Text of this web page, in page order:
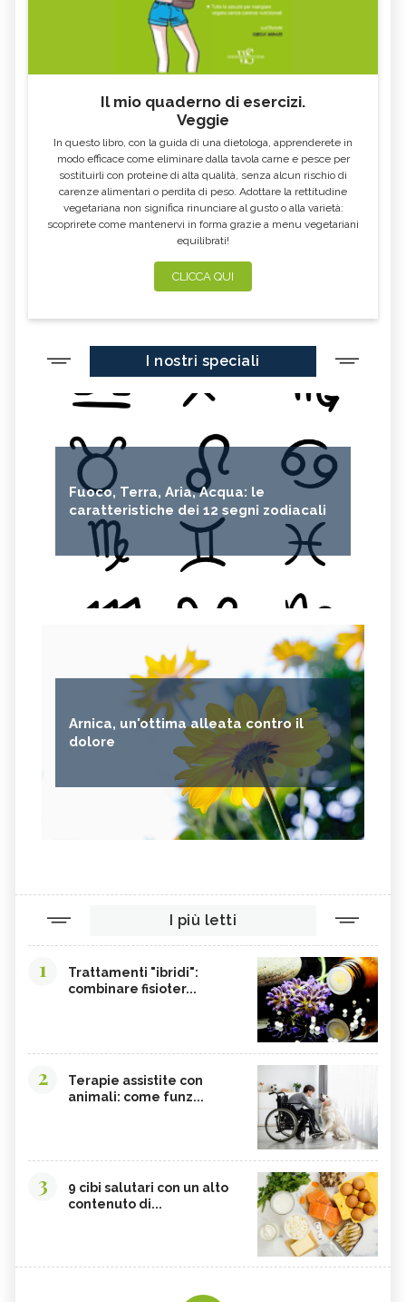
Il mio quaderno di esercizi.
Veggie
In questo libro, con la guida di una dietologa, apprenderete in
modo efficace come eliminare dalla tavola carne e pesce per
sostituirli con proteine di alta qualità, senza alcun rischio di
carenze alimentari o perdita di peso. Adottare la rettitudine
vegetariana non significa rinunciare al gusto o alla varietà:
scoprirete come mantenervi in forma grazie a menu vegetariani
equilibrati!
CLICCA QUI
I nostri speciali
Fuoco, Terra, Aria, Acqua: le
caratteristiche dei 12 segni zodiacali
Arnica, un'ottima alleata contro il
dolore
I più letti
1
Trattamenti "ibridi":
combinare fisioter...
2
Terapie assistite con
animali: come funz...
3
9 cibi salutari con un alto
contenuto di...